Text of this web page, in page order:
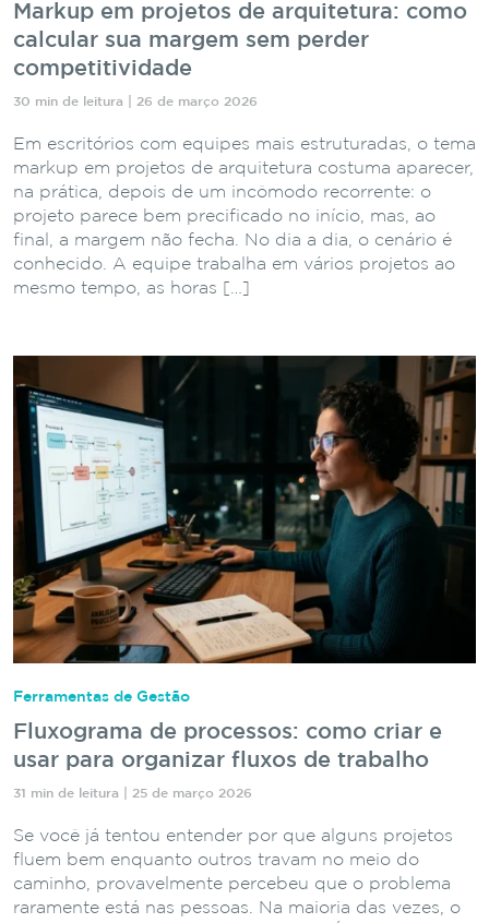
Markup em projetos de arquitetura: como
calcular sua margem sem perder
competitividade
30 min de leitura | 26 de março 2026
Em escritórios com equipes mais estruturadas, o tema
markup em projetos de arquitetura costuma aparecer,
na prática, depois de um incômodo recorrente: o
projeto parece bem precificado no início, mas, ao
final, a margem não fecha. No dia a dia, o cenário é
conhecido. A equipe trabalha em vários projetos ao
mesmo tempo, as horas […]
Ferramentas de Gestão
Fluxograma de processos: como criar e
usar para organizar fluxos de trabalho
31 min de leitura | 25 de março 2026
Se você já tentou entender por que alguns projetos
fluem bem enquanto outros travam no meio do
caminho, provavelmente percebeu que o problema
raramente está nas pessoas. Na maioria das vezes, o